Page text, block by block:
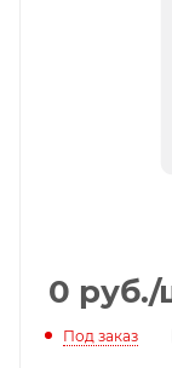
0 руб./
Под заказ